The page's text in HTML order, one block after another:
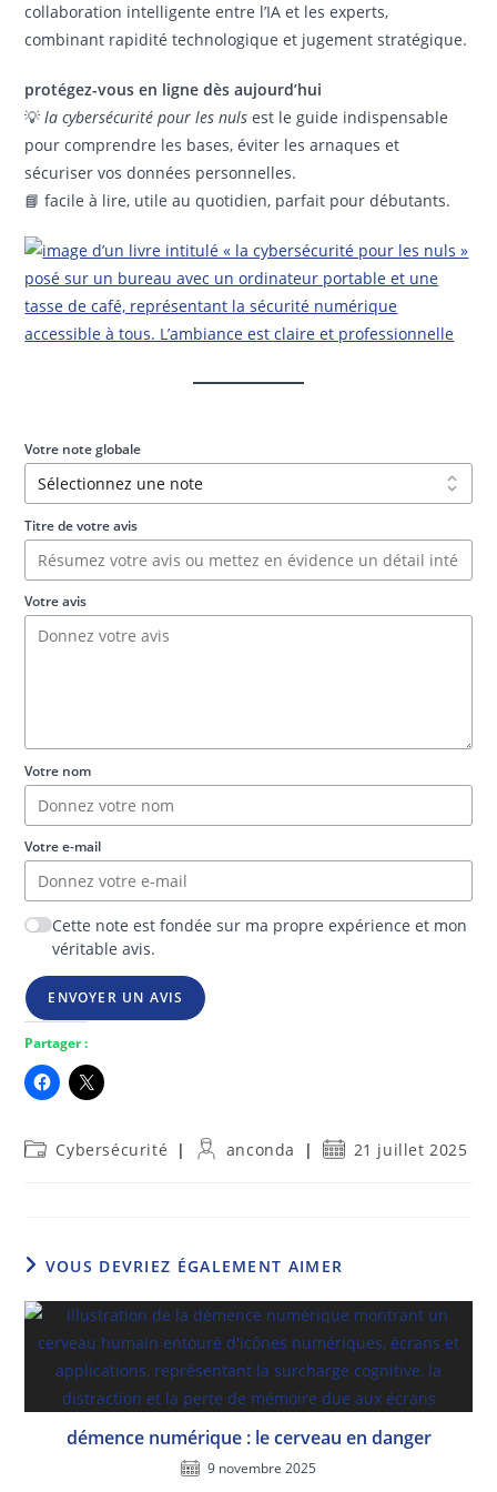
collaboration intelligente entre l’IA et les experts,
combinant rapidité technologique et jugement stratégique.
protégez-vous en ligne dès aujourd’hui
💡la cybersécurité pour les nuls est le guide indispensable
pour comprendre les bases, éviter les arnaques et
sécuriser vos données personnelles.
📘 facile à lire, utile au quotidien, parfait pour débutants.
Votre note globale
Titre de votre avis
Votre avis
Votre nom
Votre e-mail
Cette note est fondée sur ma propre expérience et mon
véritable avis.
ENVOYER UN AVIS
Partager :
PostCybersécurité
Auteur/autrice
anconda
Publication
21 juillet 2025
VOUS DEVRIEZ ÉGALEMENT AIMER
démence numérique : le cerveau en danger
9 novembre 2025